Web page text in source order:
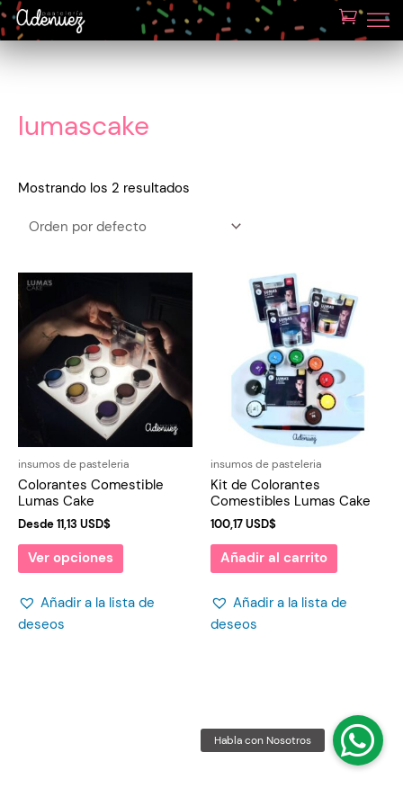
lumascake
Mostrando los 2 resultados
insumos de pasteleria
Colorantes Comestible
Lumas Cake
Desde11,13 USD$
Ver opciones
Añadir a la lista de
deseos
insumos de pasteleria
Kit de Colorantes
Comestibles Lumas Cake
100,17USD$
Añadir al carrito
Añadir a la lista de
deseos